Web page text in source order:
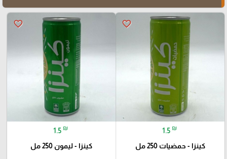
favorite_border
1.5 ₪
كينزا - حمضيات 250 مل
favorite_border
1.5 ₪
كينزا - ليمون 250 مل